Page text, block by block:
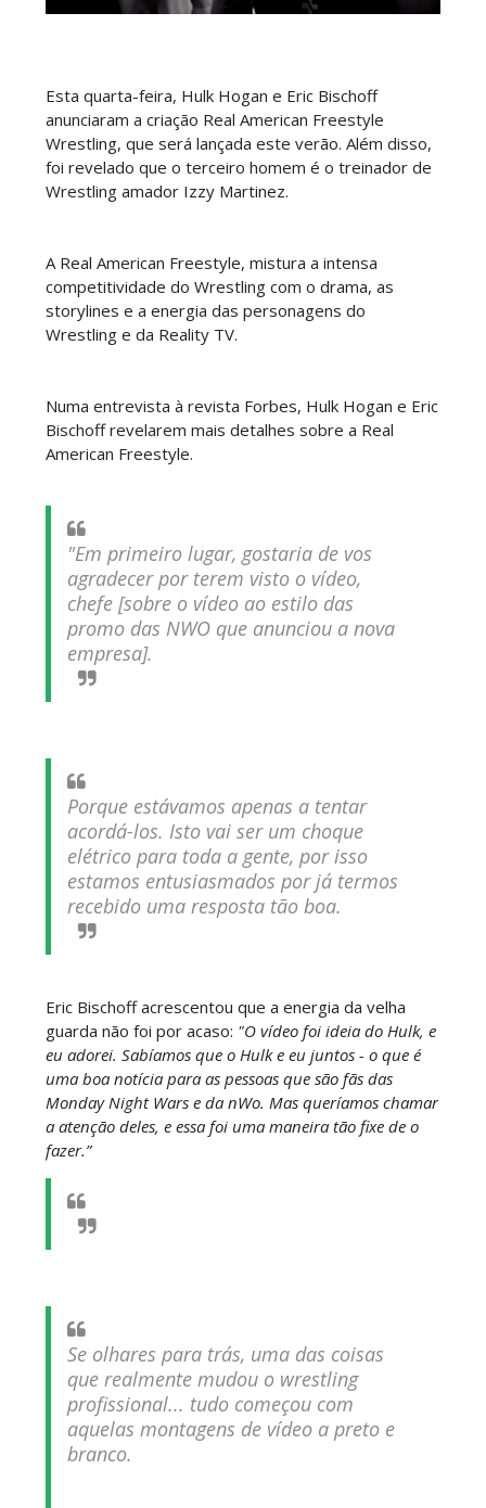
WWE SummerSlam 2026 - Saturday
Unknown-Aug 01 2026
WWE Friday Night Smackdown 31 July 2026
Unknown-Aug 01 2026
TNA iMPACT Wrestling 30 July 2026
Unknown-Jul 31 2026
AEW Dynamite 29JUL26
Unknown- Jul 30 2026
WWE NXT 28 JULY 2026
Unknown-Jul 29 2026
Throwback: The Rock vs Brock Lesnar:
SummerSlam 2002 - Undisputed WWE
Championship Match
SCSA867-Jul 28 2026
WWE Monday Night Raw 27 July 2026
Unknown-Jul 28 2026
AEW Redemption 2026
- Jul 27 2026
WWE: Unreal Season 3
Unknown - Jul 26 2026
Dark Side of the Ring Season 7 Episode 4 “Necro
WWE Main Event, July 23, 2026
Unknown- Jul 26 2026
Esta quarta-feira, Hulk Hogan e Eric Bischoff
anunciaram a criação Real American Freestyle
Wrestling, que será lançada este verão. Além disso,
foi revelado que o terceiro homem é o treinador de
Wrestling amador Izzy Martinez.
A Real American Freestyle, mistura a intensa
competitividade do Wrestling com o drama, as
storylines e a energia das personagens do
Wrestling e da Reality TV.
Numa entrevista à revista Forbes, Hulk Hogan e Eric
Bischoff revelarem mais detalhes sobre a Real
American Freestyle.
"Em primeiro lugar, gostaria de vos
agradecer por terem visto o vídeo,
chefe [sobre o vídeo ao estilo das
promo das NWO que anunciou a nova
empresa].
Porque estávamos apenas a tentar
acordá-los. Isto vai ser um choque
elétrico para toda a gente, por isso
estamos entusiasmados por já termos
recebido uma resposta tão boa.
Eric Bischoff acrescentou que a energia da velha
guarda não foi por acaso: "O vídeo foi ideia do Hulk, e
eu adorei. Sabíamos que o Hulk e eu juntos - o que é
uma boa notícia para as pessoas que são fãs das
Monday Night Wars e da nWo. Mas queríamos chamar
a atenção deles, e essa foi uma maneira tão fixe de o
fazer.”
Se olhares para trás, uma das coisas
que realmente mudou o wrestling
profissional... tudo começou com
aquelas montagens de vídeo a preto e
branco.